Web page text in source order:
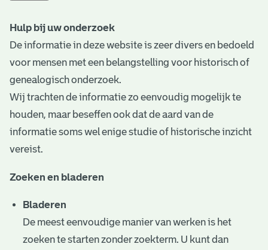
a
r
i
ë
l
e
c
Hulp bij uw onderzoek
De informatie in deze website is zeer divers en bedoeld
voor mensen met een belangstelling voor historisch of
genealogisch onderzoek.
Wij trachten de informatie zo eenvoudig mogelijk te
houden, maar beseffen ook dat de aard van de
informatie soms wel enige studie of historische inzicht
vereist.
Zoeken en bladeren
Bladeren
De meest eenvoudige manier van werken is het
zoeken te starten zonder zoekterm. U kunt dan